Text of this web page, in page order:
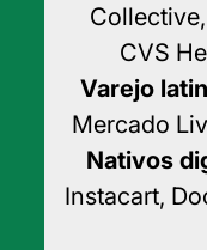
CVS
Varejo
Mercado
Nativos
Instacart,